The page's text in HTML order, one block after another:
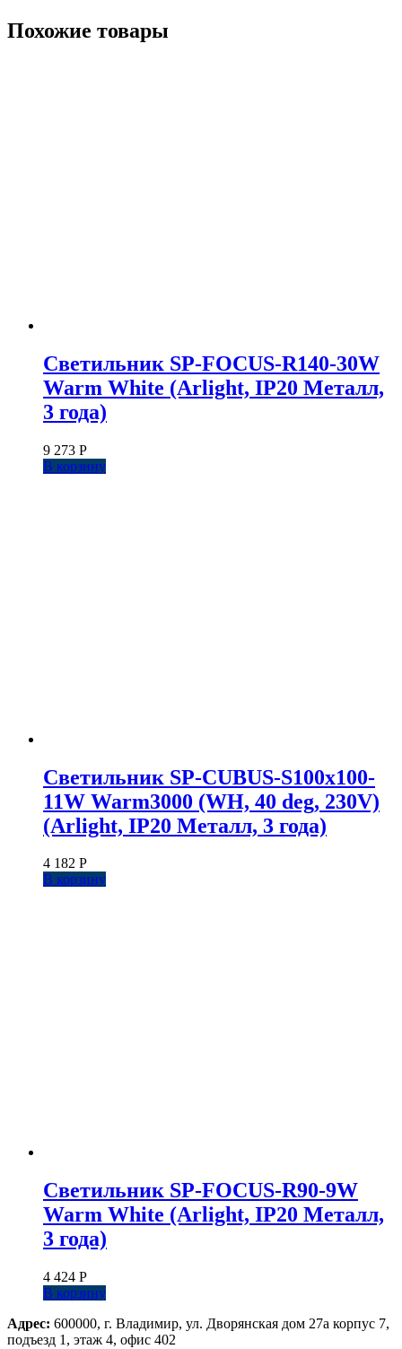
Похожие товары
Светильник SP-FOCUS-R140-30W
Warm White (Arlight, IP20 Металл,
3 года)
9 273 Р
В корзину
Светильник SP-CUBUS-S100x100-
11W Warm3000 (WH, 40 deg, 230V)
(Arlight, IP20 Металл, 3 года)
4 182 Р
В корзину
Светильник SP-FOCUS-R90-9W
Warm White (Arlight, IP20 Металл,
3 года)
4 424 Р
В корзину
Адрес: 600000, г. Владимир, ул. Дворянская дом 27а корпус 7,
подъезд 1, этаж 4, офис 402